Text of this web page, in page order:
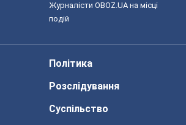
Журналісти OBOZ.UA на місці
подій
Політика
Розслідування
Суспільство